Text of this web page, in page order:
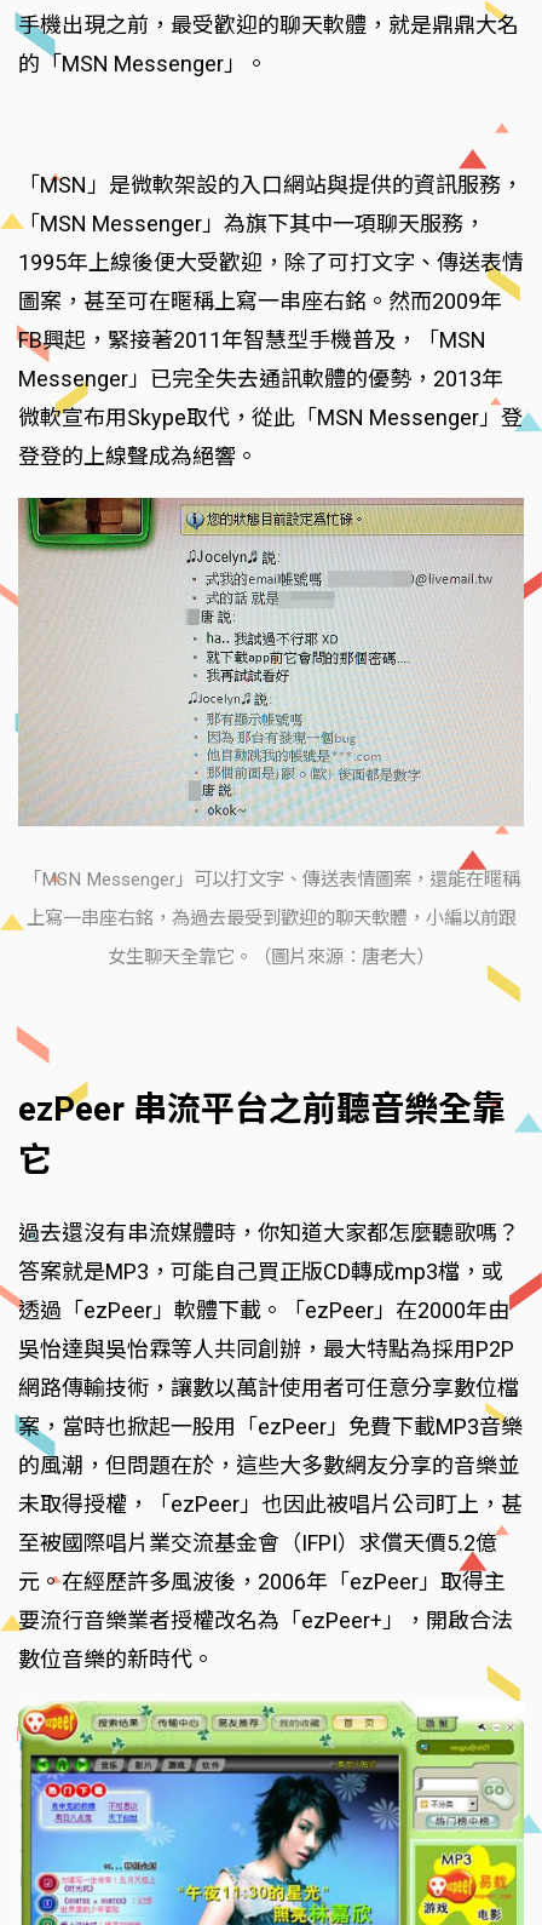
手機出現之前，最受歡迎的聊天軟體，就是鼎鼎大名
的「MSN Messenger」。
「MSN」是微軟架設的入口網站與提供的資訊服務，
「MSN Messenger」為旗下其中一項聊天服務，
1995年上線後便大受歡迎，除了可打文字、傳送表情
圖案，甚至可在暱稱上寫一串座右銘。然而2009年
FB興起，緊接著2011年智慧型手機普及，「MSN
Messenger」已完全失去通訊軟體的優勢，2013年
微軟宣布用Skype取代，從此「MSN Messenger」登
登登的上線聲成為絕響。
「MSN Messenger」可以打文字、傳送表情圖案，還能在暱稱
上寫一串座右銘，為過去最受到歡迎的聊天軟體，小編以前跟
女生聊天全靠它。（圖片來源：唐老大）
ezPeer 串流平台之前聽音樂全靠
它
過去還沒有串流媒體時，你知道大家都怎麼聽歌嗎？
答案就是MP3，可能自己買正版CD轉成mp3檔，或
透過「ezPeer」軟體下載。「ezPeer」在2000年由
吳怡達與吳怡霖等人共同創辦，最大特點為採用P2P
網路傳輸技術，讓數以萬計使用者可任意分享數位檔
案，當時也掀起一股用「ezPeer」免費下載MP3音樂
的風潮，但問題在於，這些大多數網友分享的音樂並
未取得授權，「ezPeer」也因此被唱片公司盯上，甚
至被國際唱片業交流基金會（IFPI）求償天價5.2億
元。在經歷許多風波後，2006年「ezPeer」取得主
要流行音樂業者授權改名為「ezPeer+」，開啟合法
數位音樂的新時代。